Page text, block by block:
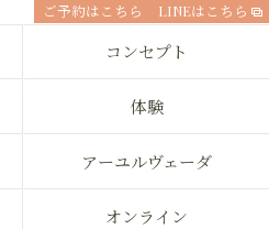
ご予約はこちら LINEはこちら
コンセプト
体験
アーユルヴェーダ
オンライン